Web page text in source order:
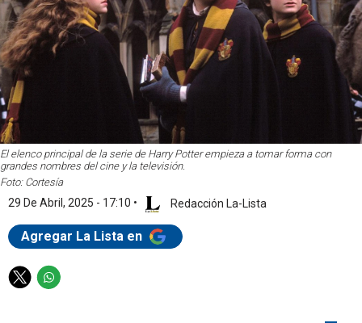
El elenco principal de la serie de Harry Potter empieza a tomar forma con
grandes nombres del cine y la televisión.
Foto: Cortesía
29 De Abril, 2025 - 17:10 • Redacción La-Lista
Agregar La Lista en
T
W